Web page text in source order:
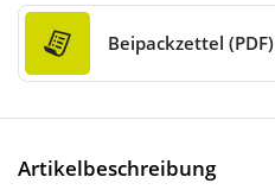
Beipackzettel (PDF)
Artikelbeschreibung